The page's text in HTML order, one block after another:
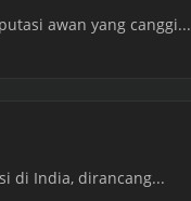
awan yang canggi...
di India, dirancang...